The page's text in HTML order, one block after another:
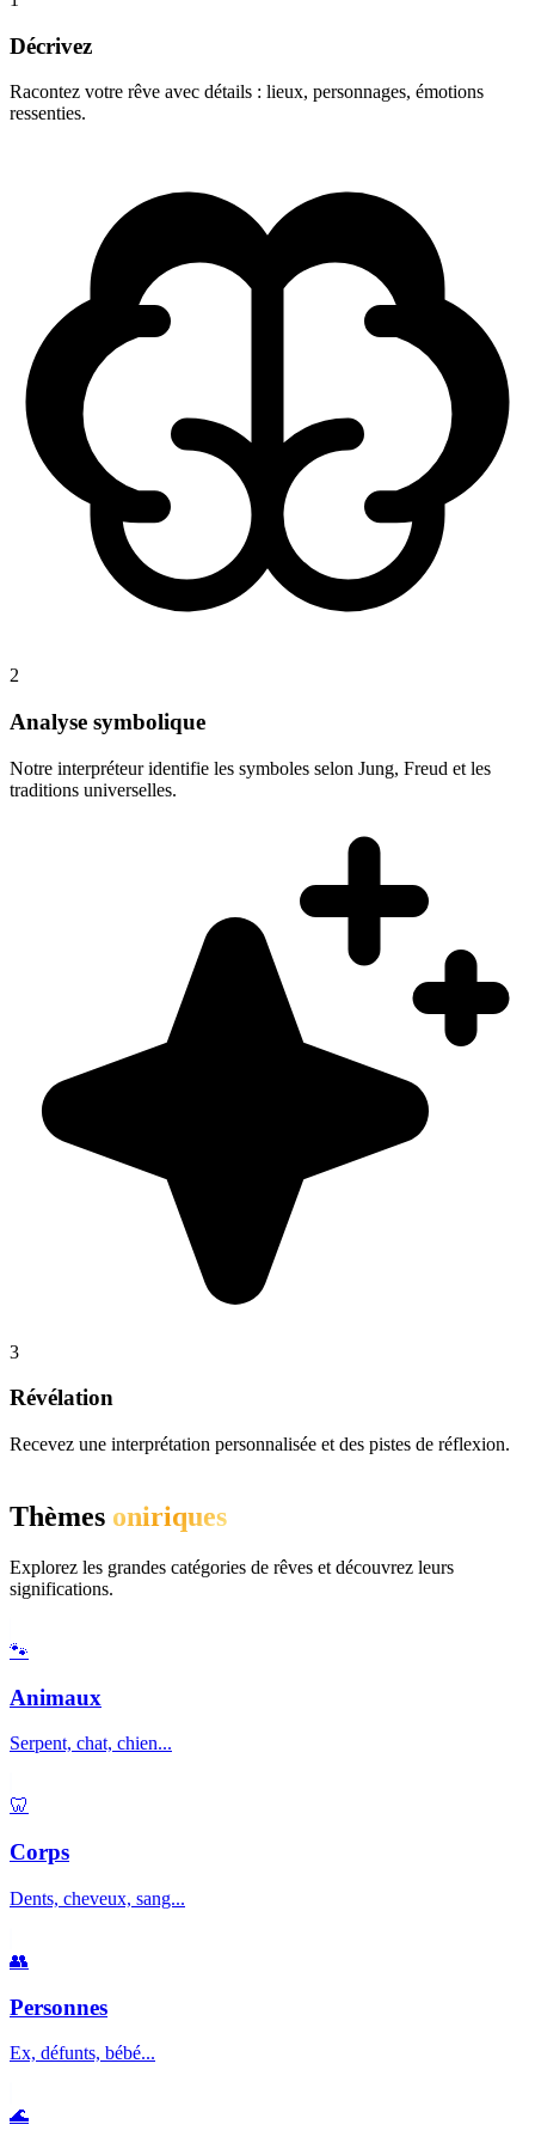
Décrivez
Racontez votre rêve avec détails : lieux, personnages, émotions
ressenties.
2
Analyse symbolique
Notre interpréteur identifie les symboles selon Jung, Freud et les
traditions universelles.
3
Révélation
Recevez une interprétation personnalisée et des pistes de réflexion.
Thèmes oniriques
Explorez les grandes catégories de rêves et découvrez leurs
significations.
🐾
Animaux
Serpent, chat, chien...
🦷
Corps
Dents, cheveux, sang...
👥
Personnes
Ex, défunts, bébé...
🌊